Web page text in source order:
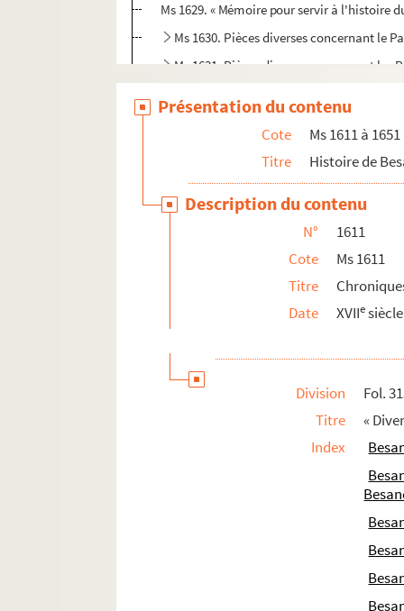
Ms 1629. « Mémoire pour servir à l'histoire
Ms 1630. Pièces diverses concernant le
Ms 1631. Pièces diverses concernant les
Ms 1636. Pièces concernant
Ms 1637. Observations
Ms 1638. « Annales de ce qui s'est
Ms 1639. Procès-verbaux des séances de
Ms 1640. « Exposition universelle de
Ms 1642. Université populaire de
Ms 1643. Université populaire de Besançon
Ms 1644. Papiers d'Auguste Demesmay
Ms 1645. Papiers d'Auguste Maurice
Ms 1646. Congrès scientifique de France à
Présentation du contenu
Cote
Ms 1611 à 1651
Titre
Histoire de
Description du contenu
N°
1611
Cote
Ms 1611
Titre
Date
XVIIesiècle
Division
Fol.
Titre
«
Index